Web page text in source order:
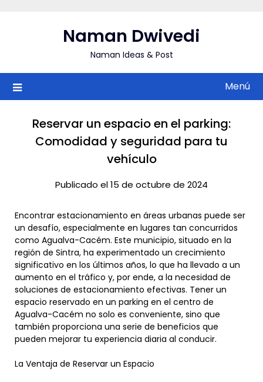
Naman Dwivedi
Naman Ideas & Post
Menú
Reservar un espacio en el parking:
Comodidad y seguridad para tu
vehículo
Publicado el 15 de octubre de 2024
Encontrar estacionamiento en áreas urbanas puede ser
un desafío, especialmente en lugares tan concurridos
como Agualva-Cacém. Este municipio, situado en la
región de Sintra, ha experimentado un crecimiento
significativo en los últimos años, lo que ha llevado a un
aumento en el tráfico y, por ende, a la necesidad de
soluciones de estacionamiento efectivas. Tener un
espacio reservado en un parking en el centro de
Agualva-Cacém no solo es conveniente, sino que
también proporciona una serie de beneficios que
pueden mejorar tu experiencia diaria al conducir.
La Ventaja de Reservar un Espacio